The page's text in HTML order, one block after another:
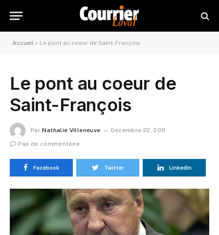
Accueil » Le pont au coeur de Saint-François
Le pont au coeur de
Saint-François
Par Nathalie Villeneuve
Décembre 22, 2011
Pas de commentaire
Facebook Twitter LinkedIn